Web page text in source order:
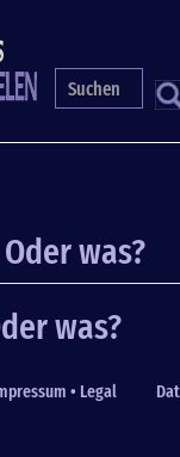
S
was?
was?
• Legal